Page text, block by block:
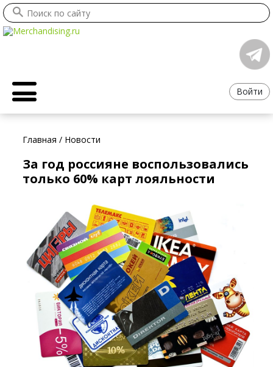
Войти
Главная / Новости
За год россияне воспользовались
только 60% карт лояльности